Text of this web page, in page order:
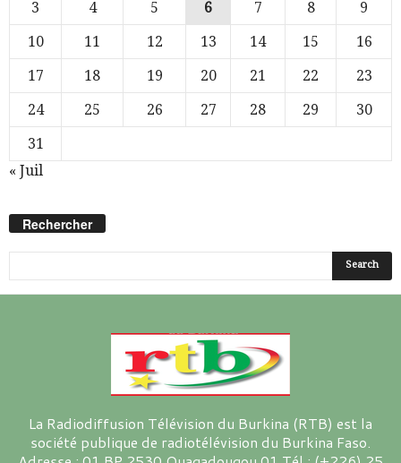
3
4 5 6 7 8
9
10
11 12 13 14 15
16
17
18 19 20 21 22
23
24
25 26 27 28 29
30
31
« Juil
Rechercher
La Radiodiffusion Télévision du Burkina (RTB) est la
société publique de radiotélévision du Burkina Faso.